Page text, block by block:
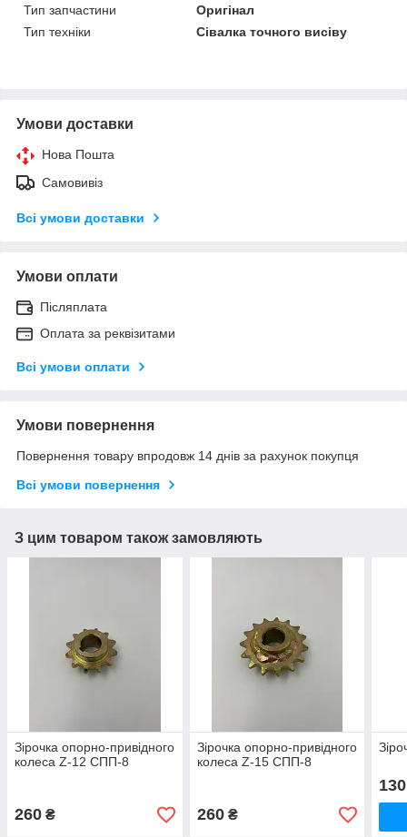
Тип запчастини
Оригінал
Тип техніки
Сівалка точного висіву
Умови доставки
Нова Пошта
Самовивіз
Всі умови доставки
Умови оплати
Післяплата
Оплата за реквізитами
Всі умови оплати
Умови повернення
Повернення товару впродовж 14 днів за рахунок покупця
Всі умови повернення
З цим товаром також замовляють
Зірочка опорно-привідного
колеса Z-12 СПП-8
260 ₴
Зірочка опорно-привідного
колеса Z-15 СПП-8
260₴
130